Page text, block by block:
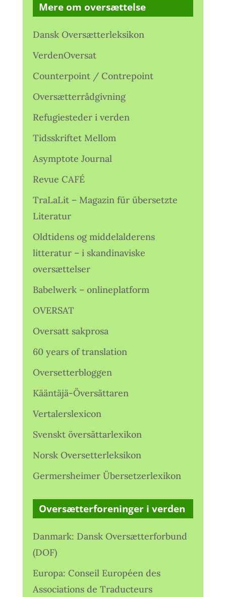
Mere om oversættelse
Dansk Oversætterleksikon
VerdenOversat
Counterpoint / Contrepoint
Oversætterrådgivning
Refugiesteder i verden
Tidsskriftet Mellom
Asymptote Journal
Revue CAFÉ
TraLaLit – Magazin für übersetzte
Literatur
Oldtidens og middelalderens
litteratur – i skandinaviske
oversættelser
Babelwerk – onlineplatform
OVERSAT
Oversatt sakprosa
60 years of translation
Oversetterbloggen
Kääntäjä-Översättaren
Vertalerslexicon
Svenskt översättarlexikon
Norsk Oversetterleksikon
Germersheimer Übersetzerlexikon
Oversætterforeninger i verden
Danmark: Dansk Oversætterforbund
(DOF)
Europa: Conseil Européen des
Associations de Traducteurs